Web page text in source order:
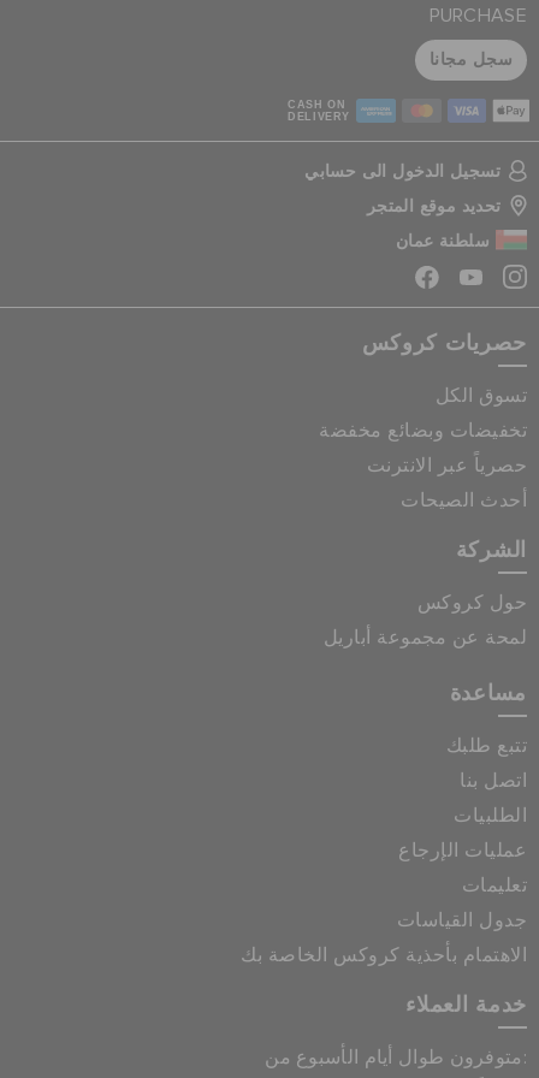
PURCHASE
سجل مجانا
CASH ON
DELIVERY
تسجيل الدخول الى حسابي
تحديد موقع المتجر
سلطنة عمان
حصريات كروكس
تسوق الكل
تخفيضات وبضائع مخفضة
حصرياً عبر الانترنت
أحدث الصيحات
الشركة
حول كروكس
لمحة عن مجموعة أباريل
مساعدة
تتبع طلبك
اتصل بنا
الطلبيات
عمليات الإرجاع
تعليمات
جدول القياسات
الاهتمام بأحذية كروكس الخاصة بك
خدمة العملاء
متوفرون طوال أيام الأسبوع من: